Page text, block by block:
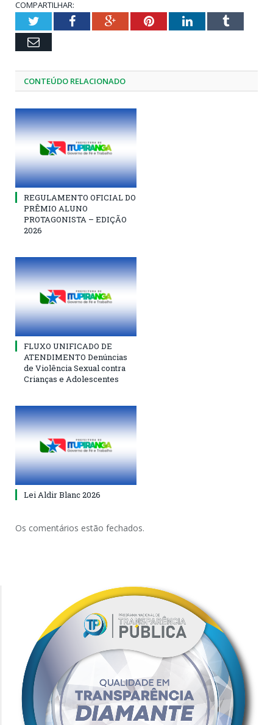
COMPARTILHAR:
TwitterFacebookGoogle+PinterestLinkedInTumblr
Email
CONTEÚDO RELACIONADO
REGULAMENTO OFICIAL DO
PRÊMIO ALUNO
PROTAGONISTA – EDIÇÃO
2026
FLUXO UNIFICADO DE
ATENDIMENTO Denúncias
de Violência Sexual contra
Crianças e Adolescentes
Lei Aldir Blanc 2026
Os comentários estão fechados.